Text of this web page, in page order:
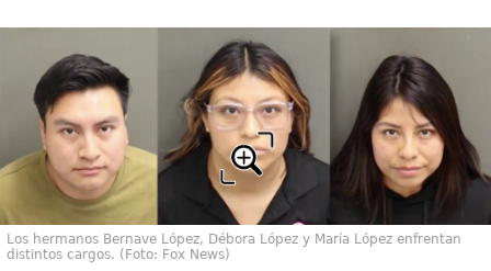
Los hermanos Bernave López, Débora López y María López enfrentan
distintos cargos. (Foto: Fox News)